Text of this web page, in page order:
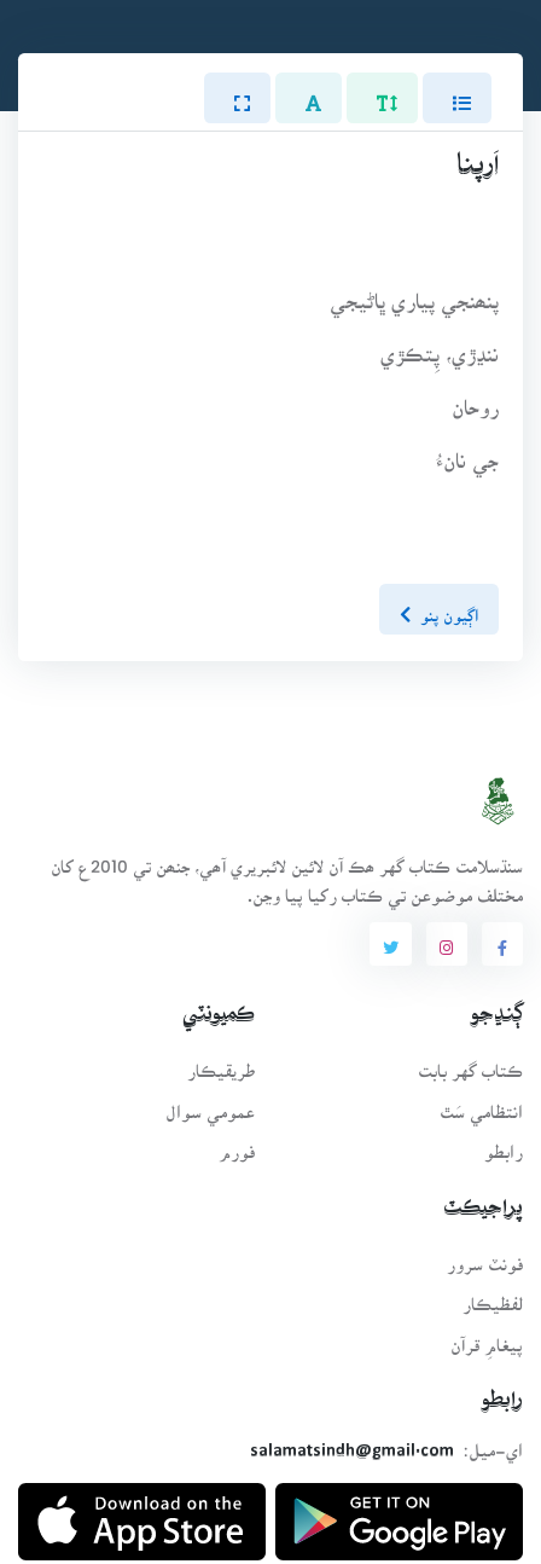
اَرپنا
پنھنجي پياري ڀاڻيجي
روحان
جي نانءُ
اڳيون پنو
سنڌسلامت ڪتاب گهر ھڪ آن لائين لائبريري آھي، جنھن تي 2010ع کان
مختلف موضوعن تي ڪتاب رکيا پيا وڃن.
ڳنڍجو
ڪتاب گهر بابت
انتظامي سَٿ
رابطو
ڪميونٽي
طريقيڪار
عمومي سوال
فورم
پراجيڪٽ
لفظيڪار
پيغامِ قرآن
رابطو
اي-ميل:
salamatsindh@gmail.com